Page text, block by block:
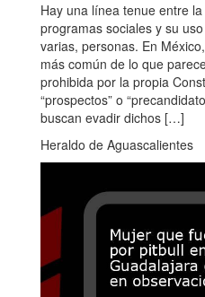
Hay una línea tenue entre
programas sociales y su
varias, personas. En
más común de lo que
prohibida por la propia
“prospectos” o
buscan evadir dichos […]
Heraldo de Aguascalientes